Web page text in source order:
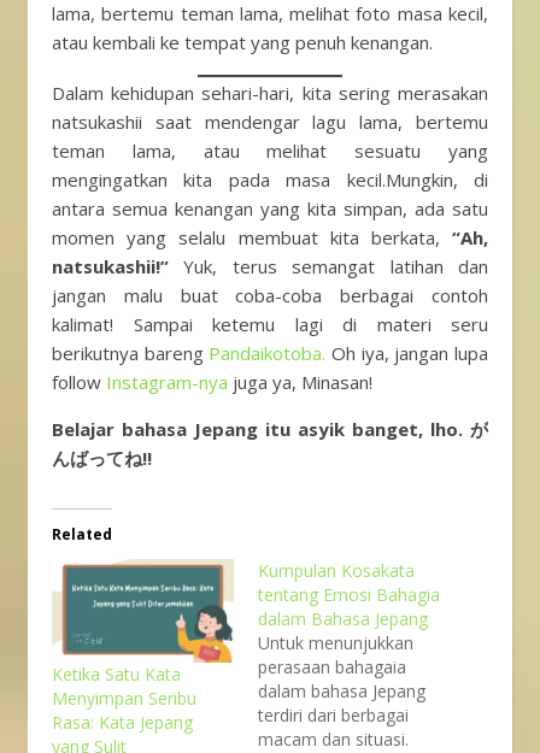
lama, bertemu teman lama, melihat foto masa kecil,
atau kembali ke tempat yang penuh kenangan.
Dalam kehidupan sehari-hari, kita sering merasakan
natsukashii saat mendengar lagu lama, bertemu
teman lama, atau melihat sesuatu yang
mengingatkan kita pada masa kecil.Mungkin, di
antara semua kenangan yang kita simpan, ada satu
momen yang selalu membuat kita berkata, “Ah,
natsukashii!” Yuk, terus semangat latihan dan
jangan malu buat coba-coba berbagai contoh
kalimat! Sampai ketemu lagi di materi seru
berikutnya bareng Pandaikotoba. Oh iya, jangan lupa
follow Instagram-nya juga ya, Minasan!
Belajar bahasa Jepang itu asyik banget, lho. が
んばってね!!
Related
Ketika Satu Kata
Menyimpan Seribu
Rasa: Kata Jepang
yang Sulit
Kumpulan Kosakata
tentang Emosi Bahagia
dalam Bahasa Jepang
Untuk menunjukkan
perasaan bahagaia
dalam bahasa Jepang
terdiri dari berbagai
macam dan situasi.